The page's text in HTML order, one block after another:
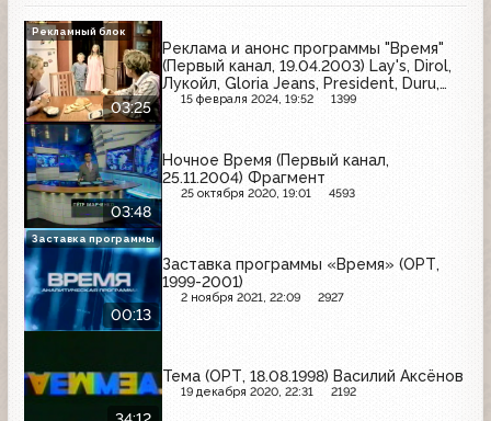
03:25
Реклама и анонс программы "Время"
(Первый канал, 19.04.2003) Lay's, Dirol,
Лукойл, Gloria Jeans, President, Duru,
Чудо
15 февраля 2024, 19:52 1399
Рекламный блок
03:48
Ночное Время (Первый канал,
25.11.2004) Фрагмент
25 октября 2020, 19:01 4593
00:13
Заставка программы «Время» (ОРТ,
1999-2001)
2 ноября 2021, 22:09 2927
Заставка программы
Тема (ОРТ, 18.08.1998) Василий Аксёнов
19 декабря 2020, 22:31 2192